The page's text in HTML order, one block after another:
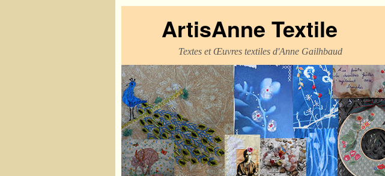
ArtisAnne Textile
Textes et Œuvres textiles d'Anne Gailhbaud